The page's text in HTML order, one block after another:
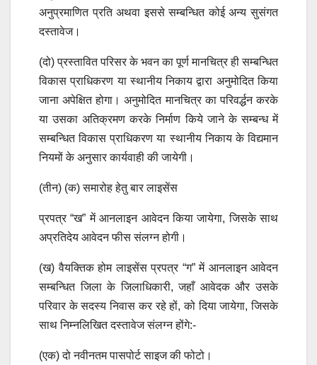
अनुप्रमाणित प्रति अथवा इससे सम्बन्धित कोई अन्य सुसंगत
दस्तावेज।
(दो) प्रस्तावित परिसर के भवन का पूर्ण मानचित्र ही सम्बन्धित
विकास प्राधिकरण या स्थानीय निकाय द्वारा अनुमोदित किया
जाना अपेक्षित होगा। अनुमोदित मानचित्र का परिवर्द्धन करके
या उसका अतिक्रमण करके निर्माण किये जाने के सम्बन्ध में
सम्बन्धित विकास प्राधिकरण या स्थानीय निकाय के विद्यमान
नियमों के अनुसार कार्यवाही की जायेगी।
(तीन) (क) समारोह हेतु बार लाइसेंस
प्रपत्र “ख” में आनलाइन आवेदन किया जायेगा, जिसके साथ
अप्रतिदेय आवेदन फीस संलग्न होगी।
(ख) वैयक्तिक होम लाइसेंस प्रपत्र “ग” में आनलाइन आवेदन
सम्बन्धित जिला के जिलाधिकारी, जहाँ आवेदक और उसके
परिवार के सदस्य निवास कर रहे हों, को दिया जायेगा, जिसके
साथ निम्नलिखित दस्तावेज संलग्न होंगे:-
(एक) दो नवीनतम पासपोर्ट साइज की फोटो।